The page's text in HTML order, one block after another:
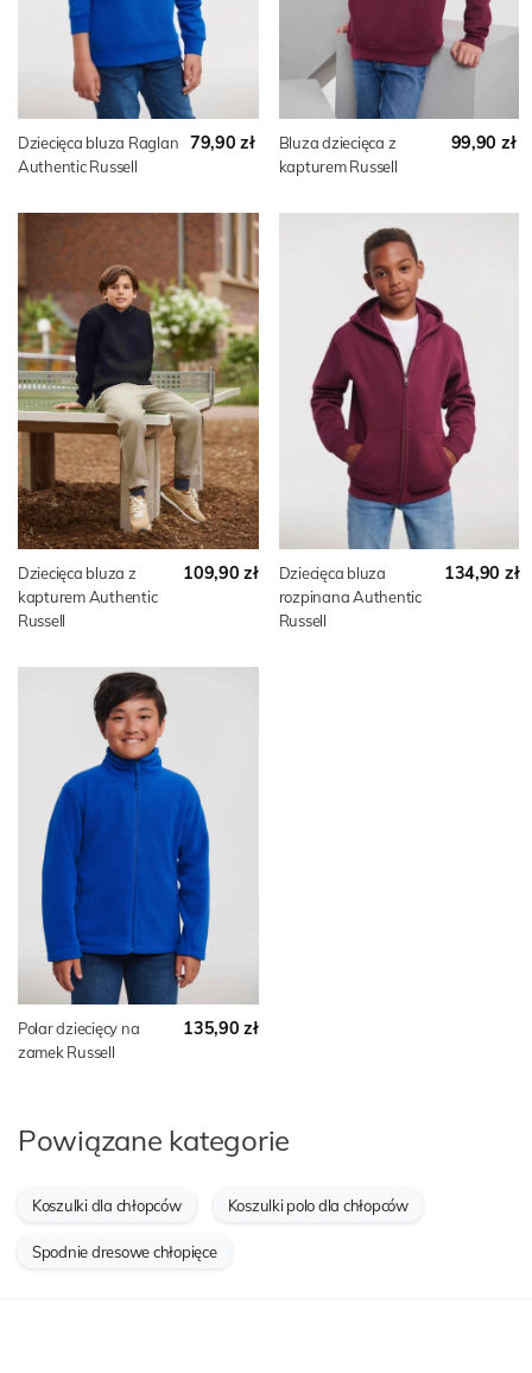
Dziecięca bluza Raglan
Authentic Russell
79,90 zł
Bluza dziecięca z
kapturem Russell
99,90 zł
Dziecięca bluza z
kapturem Authentic
Russell
109,90 zł
Dziecięca bluza
rozpinana Authentic
Russell
134,90 zł
Polar dziecięcy na
zamek Russell
135,90 zł
Powiązane kategorie
Koszulki dla chłopców Koszulki polo dla chłopców
Spodnie dresowe chłopięce